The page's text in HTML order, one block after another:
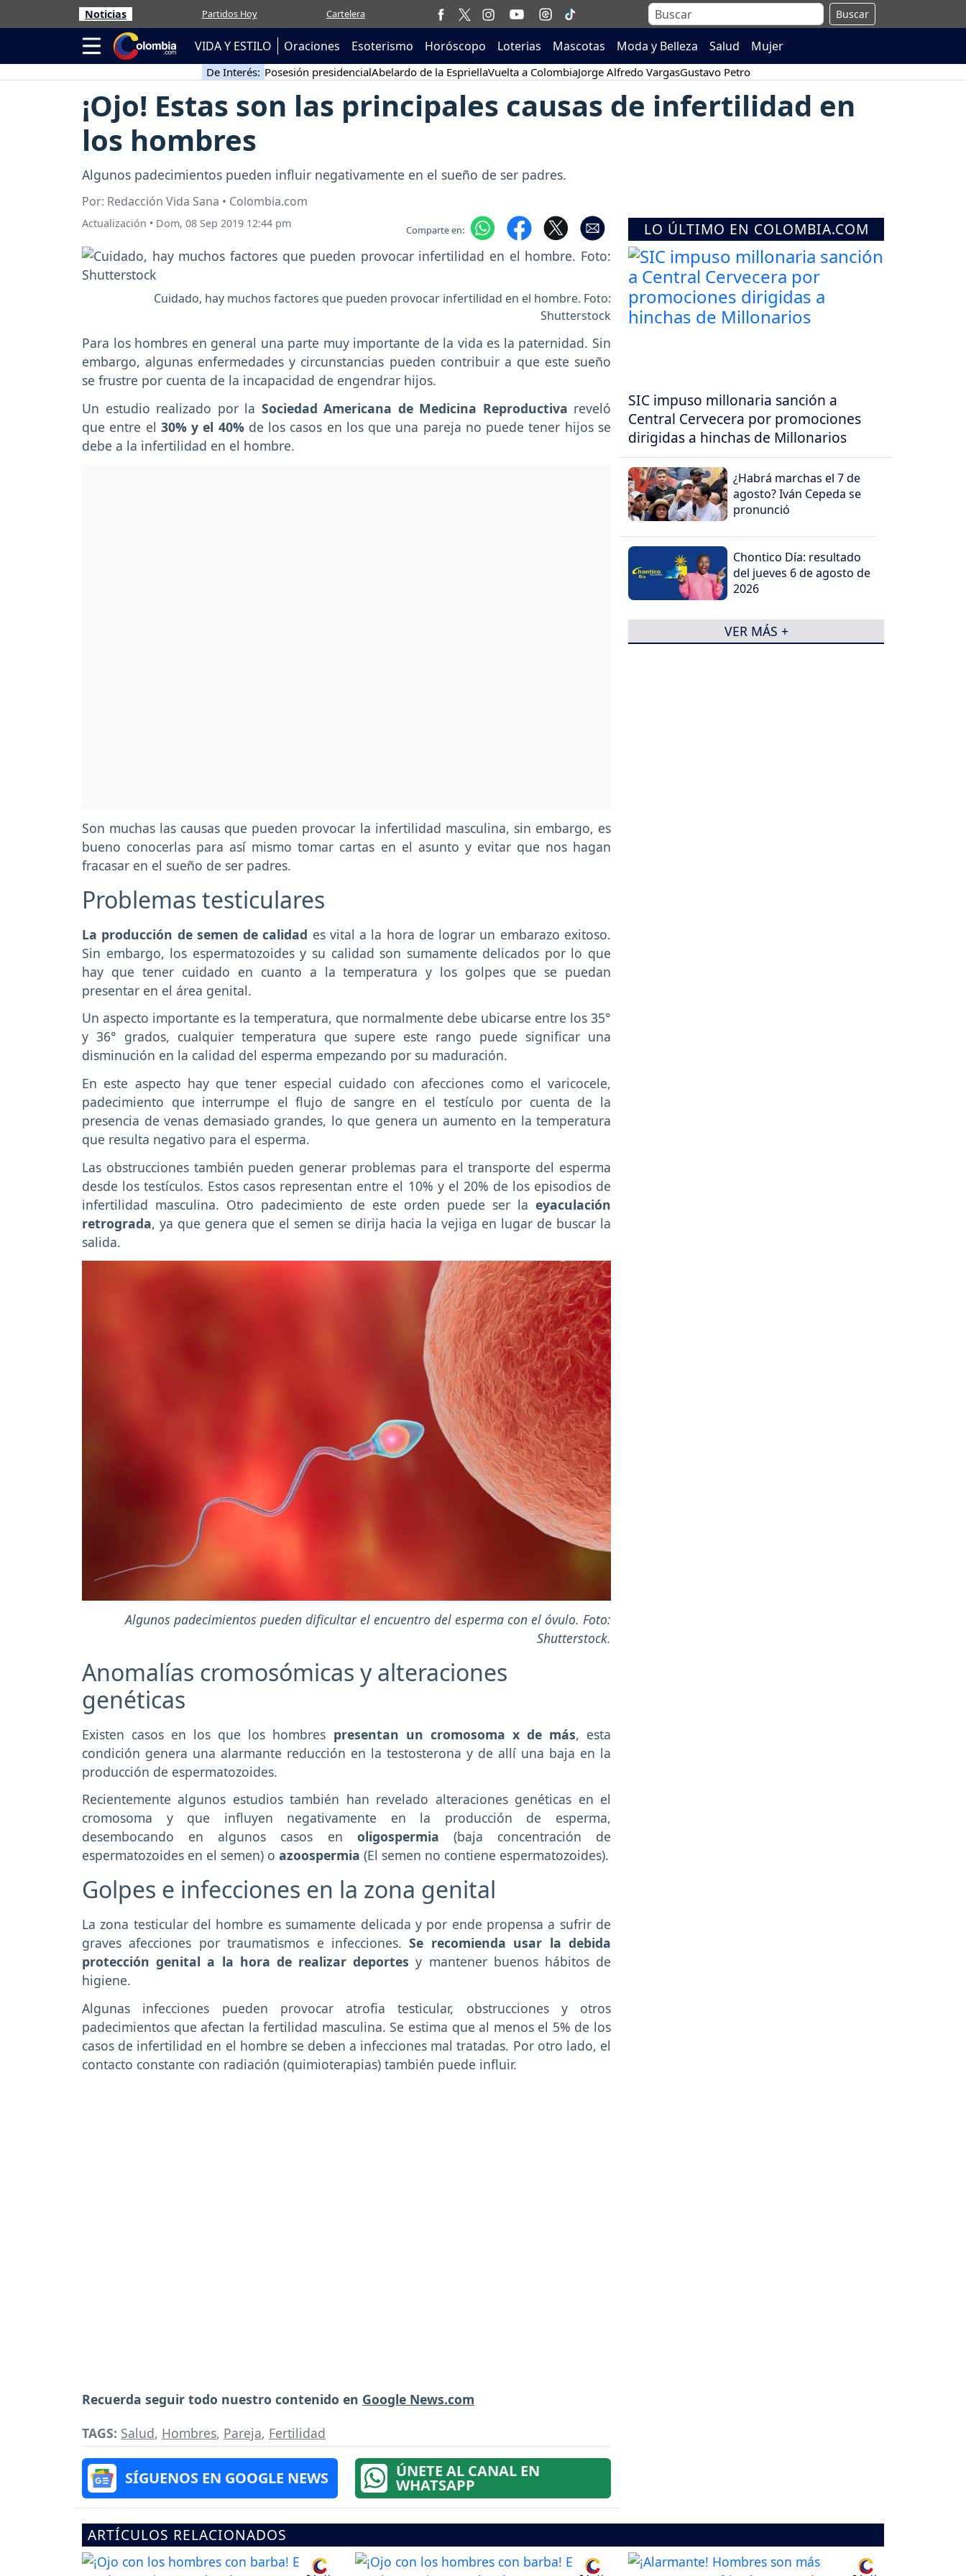
Noticias Partidos Hoy Cartelera Buscar
VIDA Y ESTILO Oraciones Esoterismo Horóscopo Loterias Mascotas Moda y Belleza Salud Mujer
De Interés: Posesión presidencialAbelardo de la EspriellaVuelta a ColombiaJorge Alfredo VargasGustavo Petro
¡Ojo! Estas son las principales causas de infertilidad en
los hombres
Algunos padecimientos pueden influir negativamente en el sueño de ser padres.
Por: Redacción Vida Sana • Colombia.com
Actualización • Dom, 08 Sep 2019 12:44 pm Comparte en:
Cuidado, hay muchos factores que pueden provocar infertilidad en el hombre. Foto:
Shutterstock
Para los hombres en general una parte muy importante de la vida es la paternidad. Sin
embargo, algunas enfermedades y circunstancias pueden contribuir a que este sueño
se frustre por cuenta de la incapacidad de engendrar hijos.
Un estudio realizado por la Sociedad Americana de Medicina Reproductiva reveló
que entre el 30% y el 40%de los casos en los que una pareja no puede tener hijos se
debe a la infertilidad en el hombre.
Son muchas las causas que pueden provocar la infertilidad masculina, sin embargo, es
bueno conocerlas para así mismo tomar cartas en el asunto y evitar que nos hagan
fracasar en el sueño de ser padres.
Problemas testiculares
La producción de semen de calidad es vital a la hora de lograr un embarazo exitoso.
Sin embargo, los espermatozoides y su calidad son sumamente delicados por lo que
hay que tener cuidado en cuanto a la temperatura y los golpes que se puedan
presentar en el área genital.
Un aspecto importante es la temperatura, que normalmente debe ubicarse entre los 35°
y 36° grados, cualquier temperatura que supere este rango puede significar una
disminución en la calidad del esperma empezando por su maduración.
En este aspecto hay que tener especial cuidado con afecciones como el varicocele,
padecimiento que interrumpe el flujo de sangre en el testículo por cuenta de la
presencia de venas demasiado grandes, lo que genera un aumento en la temperatura
que resulta negativo para el esperma.
Las obstrucciones también pueden generar problemas para el transporte del esperma
desde los testículos. Estos casos representan entre el 10% y el 20% de los episodios de
infertilidad masculina. Otro padecimiento de este orden puede ser la eyaculación
retrograda, ya que genera que el semen se dirija hacia la vejiga en lugar de buscar la
salida.
Algunos padecimientos pueden dificultar el encuentro del esperma con el óvulo. Foto:
Shutterstock.
Anomalías cromosómicas y alteraciones
genéticas
Existen casos en los que los hombres presentan un cromosoma x de más, esta
condición genera una alarmante reducción en la testosterona y de allí una baja en la
producción de espermatozoides.
Recientemente algunos estudios también han revelado alteraciones genéticas en el
cromosoma y que influyen negativamente en la producción de esperma,
desembocando en algunos casos en oligospermia (baja concentración de
espermatozoides en el semen) o azoospermia (El semen no contiene espermatozoides).
Golpes e infecciones en la zona genital
La zona testicular del hombre es sumamente delicada y por ende propensa a sufrir de
graves afecciones por traumatismos e infecciones.Se recomienda usar la debida
protección genital a la hora de realizar deportes y mantener buenos hábitos de
higiene.
Algunas infecciones pueden provocar atrofia testicular, obstrucciones y otros
padecimientos que afectan la fertilidad masculina. Se estima que al menos el 5% de los
casos de infertilidad en el hombre se deben a infecciones mal tratadas. Por otro lado, el
contacto constante con radiación (quimioterapias) también puede influir.
Recuerda seguir todo nuestro contenido en Google News.com
TAGS: Salud, Hombres, Pareja, Fertilidad
SÍGUENOS EN GOOGLE NEWS ÚNETE AL CANAL EN
WHATSAPP
LO ÚLTIMO EN COLOMBIA.COM
SIC impuso millonaria sanción a
Central Cervecera por promociones
dirigidas a hinchas de Millonarios
¿Habrá marchas el 7 de
agosto? Iván Cepeda se
pronunció
Chontico Día: resultado
del jueves 6 de agosto de
2026
VER MÁS +
ARTÍCULOS RELACIONADOS